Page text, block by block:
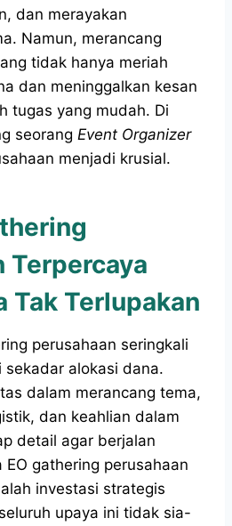
dan merayakan
Namun, merancang
tidak hanya meriah
dan meninggalkan kesan
tugas yang mudah. Di
seorang Event Organizer
menjadi krusial.
Terpercaya
Tak Terlupakan
perusahaan seringkali
alokasi dana.
dalam merancang tema,
dan keahlian dalam
detail agar berjalan
EO gathering perusahaan
investasi strategis
upaya ini tidak sia-